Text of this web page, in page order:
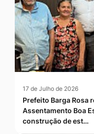
17 de Julho de 2026
Prefeito Barga Rosa
Assentamento Boa
construção de est…